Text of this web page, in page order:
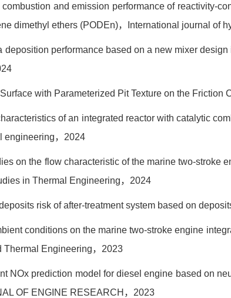
combustion and emission performance of reactivity-
dimethyl ethers (PODEn)， International journal of
deposition performance based on a new mixer
with Parameterized Pit Texture on the Friction
of an integrated reactor with catalytic
engineering， 2024
on the flow characteristic of the marine two-stroke
in Thermal Engineering， 2024
risk of after-treatment system based on
conditions on the marine two-stroke engine
Thermal Engineering， 2023
NOx prediction model for diesel engine based on
OF ENGINE RESEARCH ， 2023